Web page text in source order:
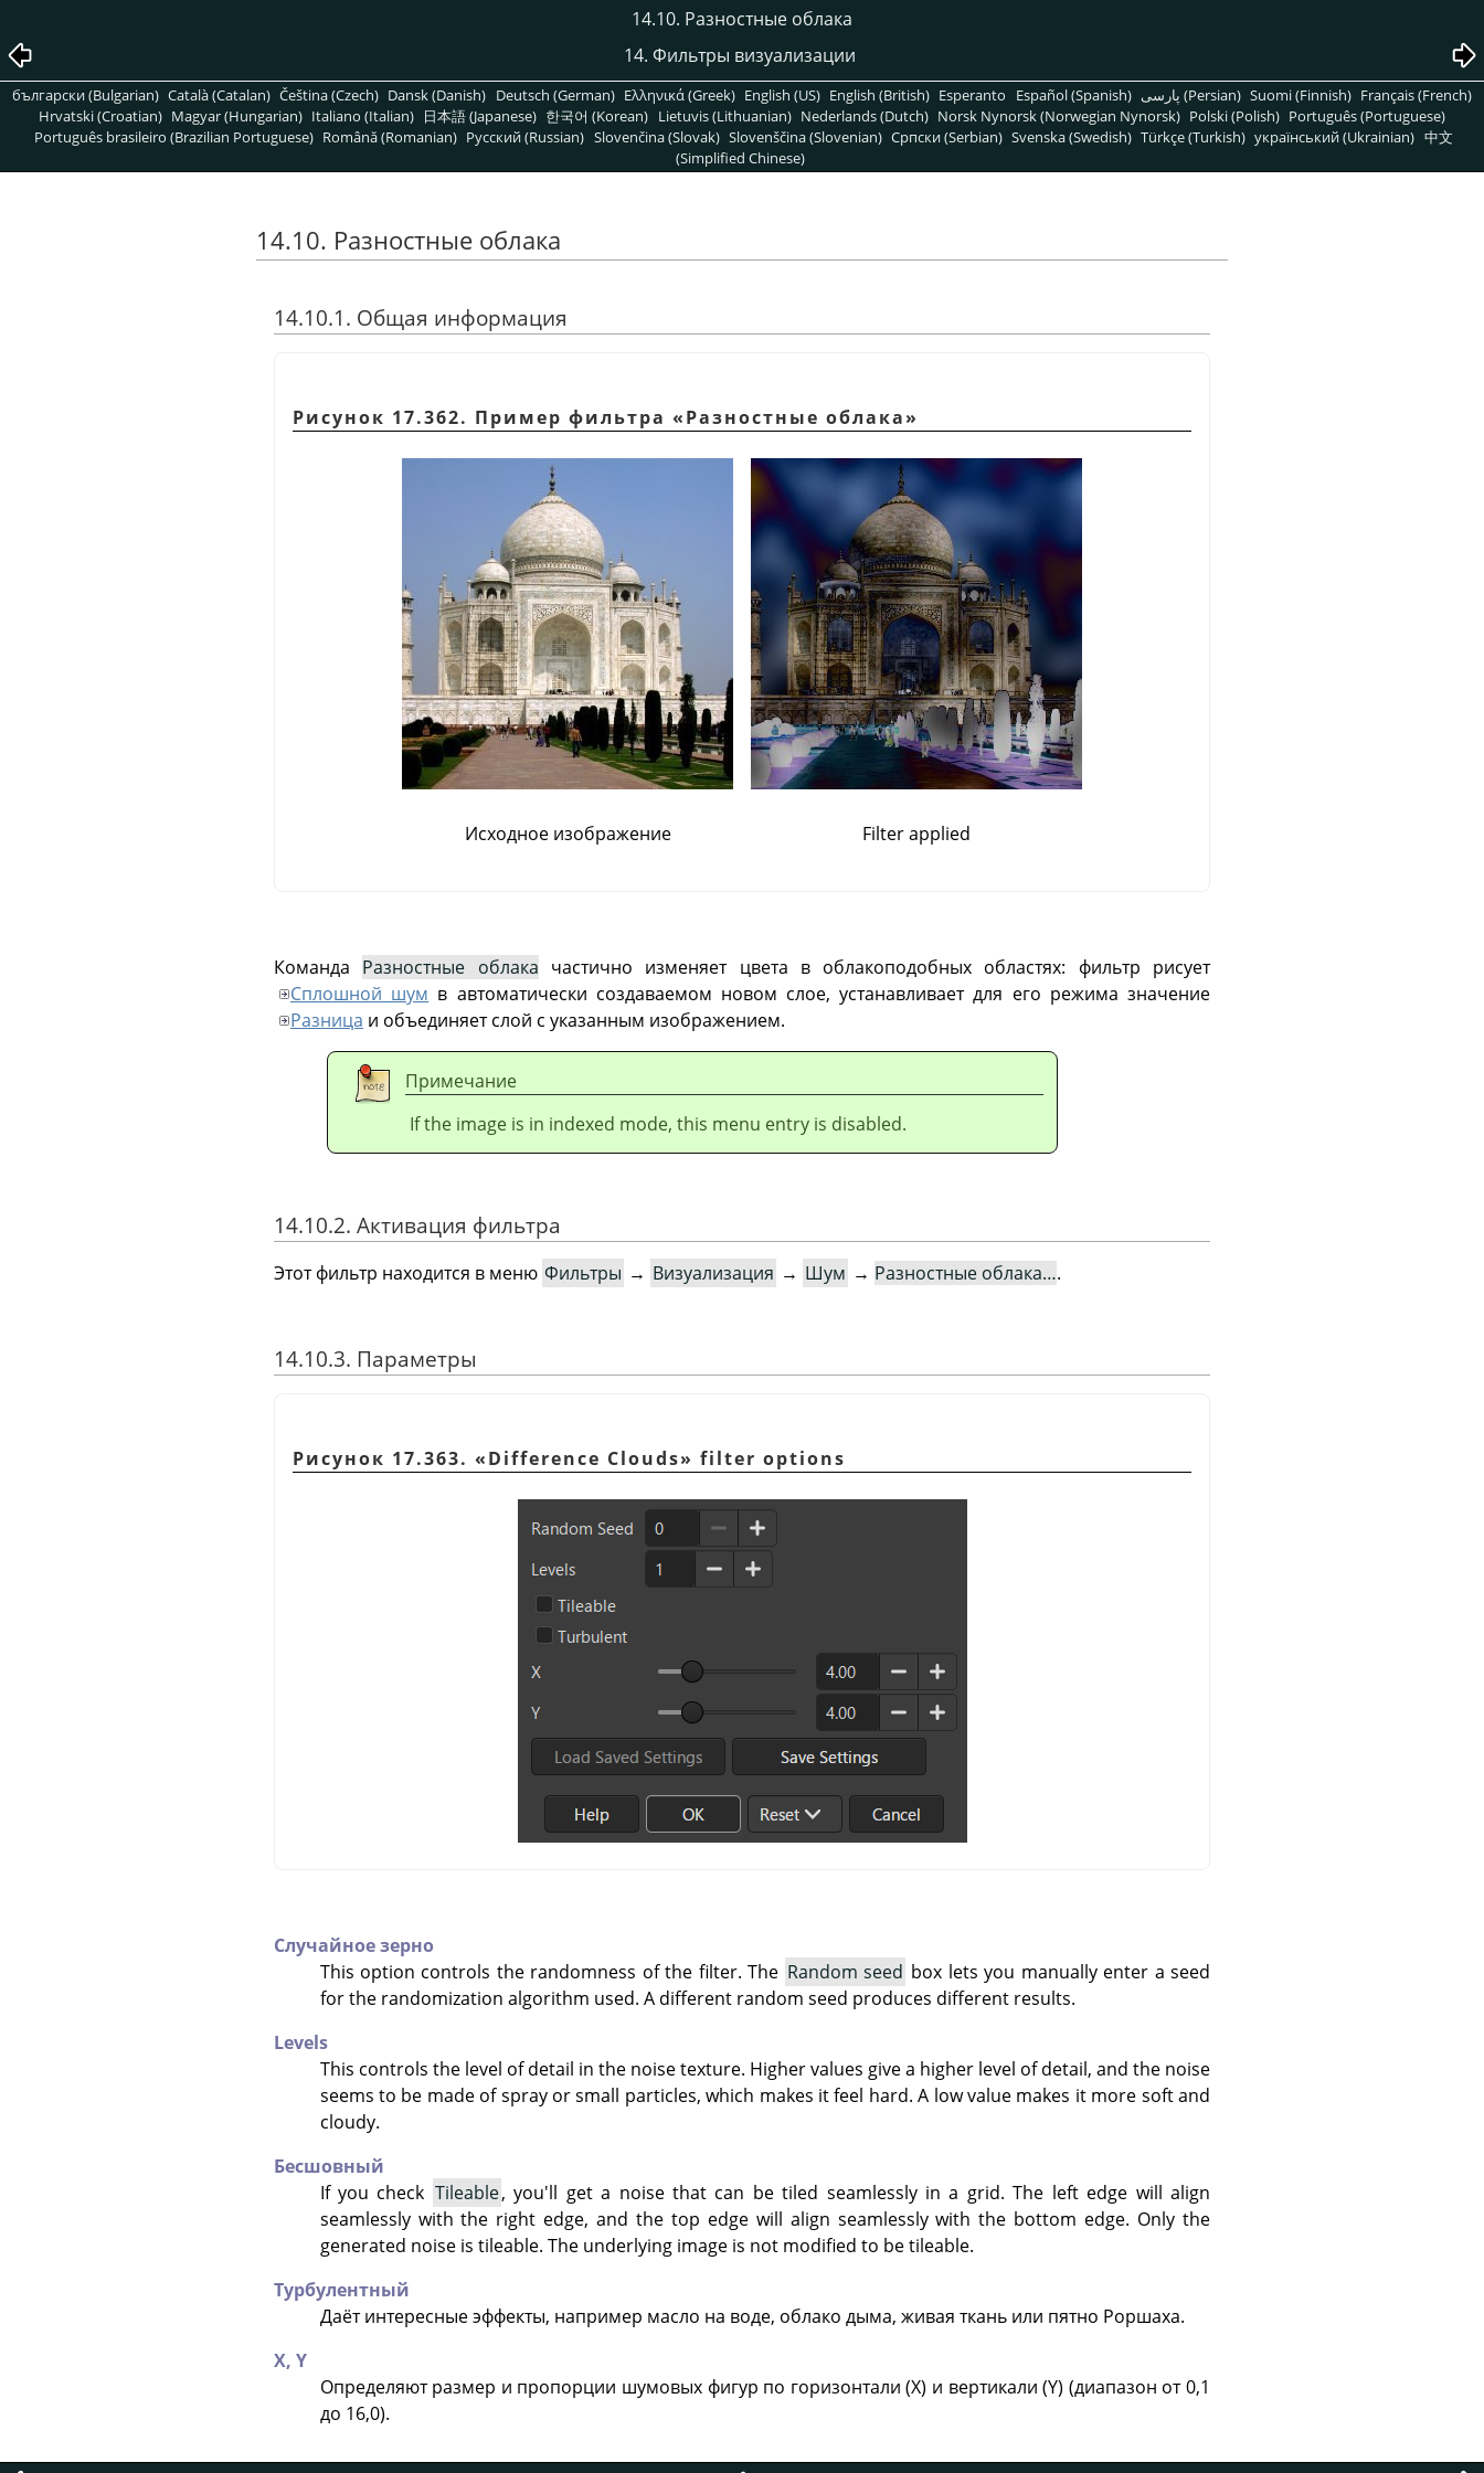
14.10. Разностные облака
14. Фильтры визуализации
български (Bulgarian) Català (Catalan) Čeština (Czech) Dansk (Danish) Deutsch (German) Ελληνικά (Greek) English (US) English (British) Esperanto Español (Spanish) پارسی (Persian) Suomi (Finnish) Français (French)
Hrvatski (Croatian) Magyar (Hungarian) Italiano (Italian) 日本語 (Japanese) 한국어 (Korean) Lietuvis (Lithuanian) Nederlands (Dutch) Norsk Nynorsk (Norwegian Nynorsk) Polski (Polish) Português (Portuguese)
Português brasileiro (Brazilian Portuguese) Română (Romanian) Pусский (Russian) Slovenčina (Slovak) Slovenščina (Slovenian) Српски (Serbian) Svenska (Swedish) Türkçe (Turkish) український (Ukrainian) 中文
(Simplified Chinese)
14.10. Разностные облака
14.10.1. Общая информация
Рисунок 17.362. Пример фильтра «Разностные облака»
Исходное изображение Filter applied
Команда Разностные облака частично изменяет цвета в облакоподобных областях: фильтр рисует
Сплошной шум в автоматически создаваемом новом слое, устанавливает для его режима значение
Разница и объединяет слой с указанным изображением.
Примечание
If the image is in indexed mode, this menu entry is disabled.
14.10.2. Активация фильтра
Этот фильтр находится в меню Фильтры → Визуализация → Шум → Разностные облака….
14.10.3. Параметры
Рисунок 17.363. «Difference Clouds» filter options
Случайное зерно
This option controls the randomness of the filter. The Random seed box lets you manually enter a seed
for the randomization algorithm used. A different random seed produces different results.
Levels
This controls the level of detail in the noise texture. Higher values give a higher level of detail, and the noise
seems to be made of spray or small particles, which makes it feel hard. A low value makes it more soft and
cloudy.
Бесшовный
If you check Tileable, you'll get a noise that can be tiled seamlessly in a grid. The left edge will align
seamlessly with the right edge, and the top edge will align seamlessly with the bottom edge. Only the
generated noise is tileable. The underlying image is not modified to be tileable.
Турбулентный
Даёт интересные эффекты, например масло на воде, облако дыма, живая ткань или пятно Роршаха.
X, Y
Определяют размер и пропорции шумовых фигур по горизонтали (X) и вертикали (Y) (диапазон от 0,1
до 16,0).